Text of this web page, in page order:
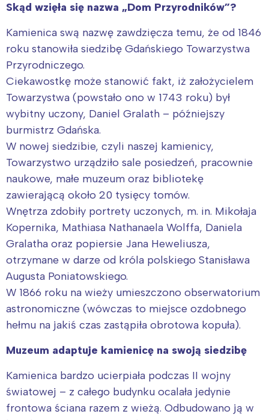
Skąd wzięła się nazwa „Dom Przyrodników”?
Kamienica swą nazwę zawdzięcza temu, że od 1846
roku stanowiła siedzibę Gdańskiego Towarzystwa
Przyrodniczego.
Ciekawostkę może stanowić fakt, iż założycielem
Towarzystwa (powstało ono w 1743 roku) był
wybitny uczony, Daniel Gralath – późniejszy
burmistrz Gdańska.
W nowej siedzibie, czyli naszej kamienicy,
Towarzystwo urządziło sale posiedzeń, pracownie
naukowe, małe muzeum oraz bibliotekę
zawierającą około 20 tysięcy tomów.
Wnętrza zdobiły portrety uczonych, m. in. Mikołaja
Kopernika, Mathiasa Nathanaela Wolffa, Daniela
Gralatha oraz popiersie Jana Heweliusza,
otrzymane w darze od króla polskiego Stanisława
Augusta Poniatowskiego.
W 1866 roku na wieży umieszczono obserwatorium
astronomiczne (wówczas to miejsce ozdobnego
hełmu na jakiś czas zastąpiła obrotowa kopuła).
Muzeum adaptuje kamienicę na swoją siedzibę
Kamienica bardzo ucierpiała podczas II wojny
światowej – z całego budynku ocalała jedynie
frontowa ściana razem z wieżą. Odbudowano ją w